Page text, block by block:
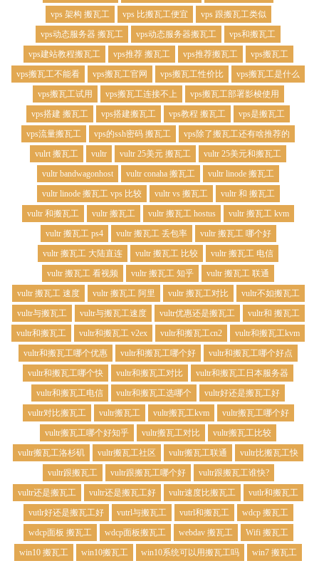
vps 架构 搬瓦工
vps 比搬瓦工便宜
vps 跟搬瓦工类似
vps动态服务器 搬瓦工
vps动态服务器搬瓦工
vps和搬瓦工
vps建站教程搬瓦工
vps推荐 搬瓦工 vps推荐搬瓦工
vps搬瓦工
vps搬瓦工不能看
vps搬瓦工官网 vps搬瓦工性价比
vps搬瓦工是什么
vps搬瓦工试用
vps搬瓦工连接不上
vps搬瓦工部署影梭使用
vps搭建 搬瓦工
vps搭建搬瓦工 vps教程 搬瓦工
vps是搬瓦工
vps流量搬瓦工
vps的ssh密码 搬瓦工
vps除了搬瓦工还有啥推荐的
vulrt 搬瓦工
vultr vultr 25美元 搬瓦工
vultr 25美元和搬瓦工
vultr bandwagonhost
vultr conaha 搬瓦工
vultr linode 搬瓦工
vultr linode 搬瓦工 vps 比较
vultr vs 搬瓦工
vultr 和 搬瓦工
vultr 和搬瓦工
vultr 搬瓦工 vultr 搬瓦工 hostus
vultr 搬瓦工 kvm
vultr 搬瓦工 ps4
vultr 搬瓦工 丢包率
vultr 搬瓦工 哪个好
vultr 搬瓦工 大陆直连
vultr 搬瓦工 比较
vultr 搬瓦工 电信
vultr 搬瓦工 看视频
vultr 搬瓦工 知乎
vultr 搬瓦工 联通
vultr 搬瓦工 速度
vultr 搬瓦工 阿里 vultr 搬瓦工对比
vultr不如搬瓦工
vultr与搬瓦工
vultr与搬瓦工速度 vultr优惠还是搬瓦工
vultr和 搬瓦工
vultr和搬瓦工
vultr和搬瓦工 v2ex vultr和搬瓦工cn2
vultr和搬瓦工kvm
vultr和搬瓦工哪个优惠
vultr和搬瓦工哪个好
vultr和搬瓦工哪个好点
vultr和搬瓦工哪个快
vultr和搬瓦工对比
vultr和搬瓦工日本服务器
vultr和搬瓦工电信
vultr和搬瓦工选哪个
vultr好还是搬瓦工好
vultr对比搬瓦工
vultr搬瓦工 vultr搬瓦工kvm
vultr搬瓦工哪个好
vultr搬瓦工哪个好知乎
vultr搬瓦工对比
vultr搬瓦工比较
vultr搬瓦工洛杉矶
vultr搬瓦工社区 vultr搬瓦工联通
vultr比搬瓦工快
vultr跟搬瓦工
vultr跟搬瓦工哪个好
vultr跟搬瓦工谁快?
vultr还是搬瓦工
vultr还是搬瓦工好 vultr速度比搬瓦工
vutlr和搬瓦工
vutlr好还是搬瓦工好
vutrl与搬瓦工 vutrl和搬瓦工
wdcp 搬瓦工
wdcp面板 搬瓦工
wdcp面板搬瓦工 webdav 搬瓦工
Wifi 搬瓦工
win10 搬瓦工
win10搬瓦工 win10系统可以用搬瓦工吗
win7 搬瓦工